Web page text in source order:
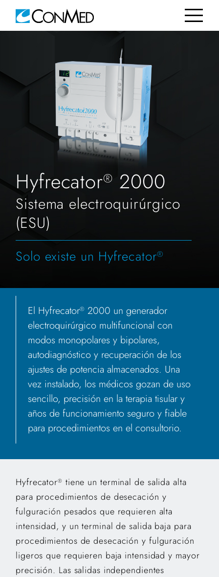
Hyfrecator® 2000
Sistema electroquirúrgico
(ESU)
Solo existe un Hyfrecator®
El Hyfrecator® 2000 un generador
electroquirúrgico multifuncional con
modos monopolares y bipolares,
autodiagnóstico y recuperación de los
ajustes de potencia almacenados. Una
vez instalado, los médicos gozan de uso
sencillo, precisión en la terapia tisular y
años de funcionamiento seguro y fiable
para procedimientos en el consultorio.
Hyfrecator® tiene un terminal de salida alta
para procedimientos de desecación y
fulguración pesados que requieren alta
intensidad, y un terminal de salida baja para
procedimientos de desecación y fulguración
ligeros que requieren baja intensidad y mayor
precisión. Las salidas independientes